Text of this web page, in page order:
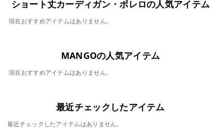
ショート丈カーディガン・ボレロの人気アイテム
現在おすすめアイテムはありません。
MANGOの人気アイテム
現在おすすめアイテムはありません。
最近チェックしたアイテム
最近チェックしたアイテムはありません。